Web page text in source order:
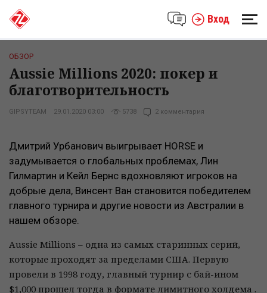
Вход
ОБЗОР
Aussie Millions 2020: покер и
благотворительность
GIPSYTEAM 29.01.2020 03:00 5738 2 комментария
Дмитрий Урбанович выигрывает HORSE и
задумывается о глобальных проблемах, Лин
Гилмартин и Кейл Бернс вдохновляют игроков на
добрые дела, Винсент Ван становится победителем
главного турнира и другие новости из Австралии в
нашем обзоре.
Aussie Millions – одна из самых старинных серий,
которые проходят за пределами США. Первую
провели в 1998 году, главный турнир с бай-ином
$1,000 прошел тогда в формате лимитного холдема .